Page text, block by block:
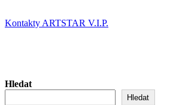
Kontakty ARTSTAR V.I.P.
Hledat
Hledat